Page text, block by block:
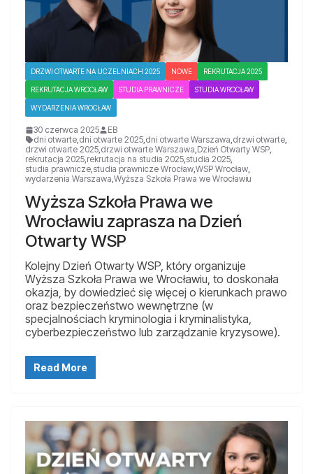
DRZWI OTWARTE NA UCZELNIACH 2025 NOWE REKRUTACJA 2025
REKRUTACJA WROCŁAW STUDIA PRAWNICZE STUDIA WROCŁAW
WYDARZENIA WROCŁAW
30 czerwca 2025
EB
dni otwarte,dni otwarte 2025,dni otwarte Warszawa,drzwi otwarte,
drzwi otwarte 2025,drzwi otwarte Warszawa,Dzień Otwarty WSP,
rekrutacja 2025,rekrutacja na studia 2025,studia 2025,
studia prawnicze,studia prawnicze Wrocław,WSP Wrocław,
wydarzenia Warszawa,Wyższa Szkoła Prawa we Wrocławiu
Wyższa Szkoła Prawa we
Wrocławiu zaprasza na Dzień
Otwarty WSP
Kolejny Dzień Otwarty WSP, który organizuje
Wyższa Szkoła Prawa we Wrocławiu, to doskonała
okazja, by dowiedzieć się więcej o kierunkach prawo
oraz bezpieczeństwo wewnętrzne (w
specjalnościach kryminologia i kryminalistyka,
cyberbezpieczeństwo lub zarządzanie kryzysowe).
Read More